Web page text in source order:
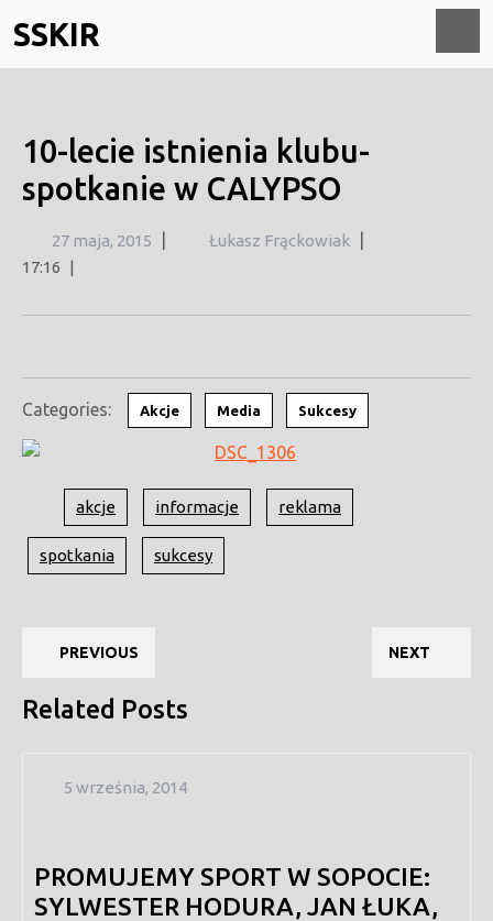
to
content
SSKIR
10-lecie istnienia klubu-
spotkanie w CALYPSO
27 maja, 201527
Łukasz Frąckowiak
17:16 |
Categories: Akcje Media Sukcesy
akcje informacje reklama
spotkania sukcesy
wpisu
PREVIOUS NEXT
Related Posts
5 września, 20145
PROMUJEMY SPORT W SOPOCIE:
SYLWESTER HODURA, JAN ŁUKA,